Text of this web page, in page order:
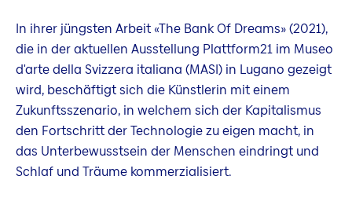
In ihrer jüngsten Arbeit «The Bank Of Dreams» (2021),
die in der aktuellen Ausstellung Plattform21 im Museo
d'arte della Svizzera italiana (MASI) in Lugano gezeigt
wird, beschäftigt sich die Künstlerin mit einem
Zukunftsszenario, in welchem sich der Kapitalismus
den Fortschritt der Technologie zu eigen macht, in
das Unterbewusstsein der Menschen eindringt und
Schlaf und Träume kommerzialisiert.